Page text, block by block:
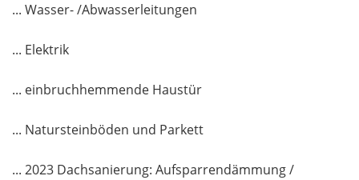
... Wasser- /Abwasserleitungen
... Elektrik
... einbruchhemmende Haustür
... Natursteinböden und Parkett
... 2023 Dachsanierung: Aufsparrendämmung /